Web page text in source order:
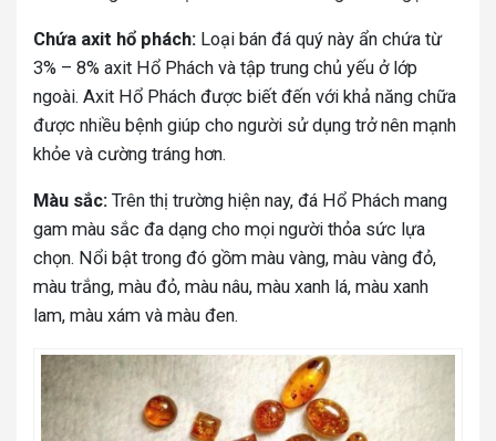
Chứa axit hổ phách: Loại bán đá quý này ẩn chứa từ
3% – 8% axit Hổ Phách và tập trung chủ yếu ở lớp
ngoài. Axit Hổ Phách được biết đến với khả năng chữa
được nhiều bệnh giúp cho người sử dụng trở nên mạnh
khỏe và cường tráng hơn.
Màu sắc: Trên thị trường hiện nay, đá Hổ Phách mang
gam màu sắc đa dạng cho mọi người thỏa sức lựa
chọn. Nổi bật trong đó gồm màu vàng, màu vàng đỏ,
màu trắng, màu đỏ, màu nâu, màu xanh lá, màu xanh
lam, màu xám và màu đen.